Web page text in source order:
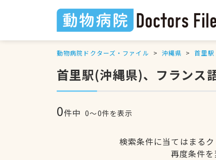
動物病院ドクターズ・ファイル 沖縄県 首里駅
首里駅(沖縄県)、フランス
0件中 0〜0件を表示
検索条件に当てはまる
再度条件を